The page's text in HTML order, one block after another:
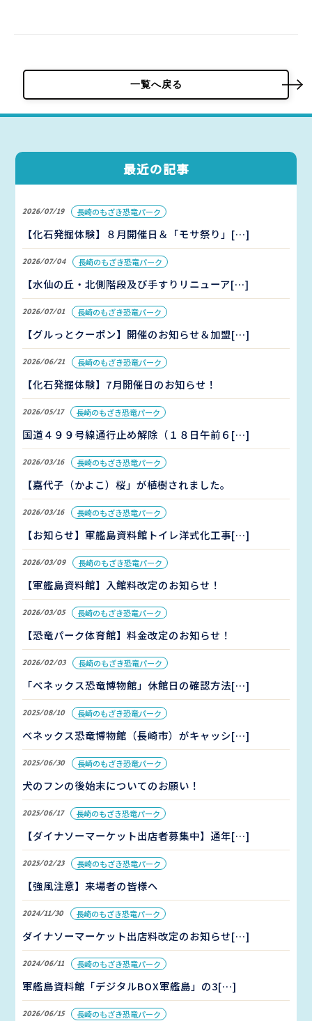
一覧へ戻る
最近の記事
2026/07/19 長崎のもざき恐竜パーク
【化石発掘体験】８月開催日＆「モサ祭り」[…]
2026/07/04 長崎のもざき恐竜パーク
【水仙の丘・北側階段及び手すりリニューア[…]
2026/07/01 長崎のもざき恐竜パーク
【グルっとクーポン】開催のお知らせ＆加盟[…]
2026/06/21 長崎のもざき恐竜パーク
【化石発掘体験】7月開催日のお知らせ！
2026/05/17 長崎のもざき恐竜パーク
国道４９９号線通行止め解除（１８日午前６[…]
2026/03/16 長崎のもざき恐竜パーク
【嘉代子（かよこ）桜」が植樹されました。
2026/03/16 長崎のもざき恐竜パーク
【お知らせ】軍艦島資料館トイレ洋式化工事[…]
2026/03/09 長崎のもざき恐竜パーク
【軍艦島資料館】入館料改定のお知らせ！
2026/03/05 長崎のもざき恐竜パーク
【恐竜パーク体育館】料金改定のお知らせ！
2026/02/03 長崎のもざき恐竜パーク
「ベネックス恐竜博物館」休館日の確認方法[…]
2025/08/10 長崎のもざき恐竜パーク
ベネックス恐竜博物館（長崎市）がキャッシ[…]
2025/06/30 長崎のもざき恐竜パーク
犬のフンの後始末についてのお願い！
2025/06/17 長崎のもざき恐竜パーク
【ダイナソーマーケット出店者募集中】通年[…]
2025/02/23 長崎のもざき恐竜パーク
【強風注意】来場者の皆様へ
2024/11/30 長崎のもざき恐竜パーク
ダイナソーマーケット出店料改定のお知らせ[…]
2024/06/11 長崎のもざき恐竜パーク
軍艦島資料館「デジタルBOX軍艦島」の3[…]
2026/06/15 長崎のもざき恐竜パーク